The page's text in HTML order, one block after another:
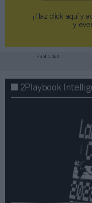
¡Haz click aquí y
y
Publicidad
2Playbook